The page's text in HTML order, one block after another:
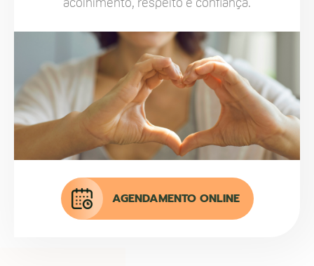
AGENDAMENTO ONLINE